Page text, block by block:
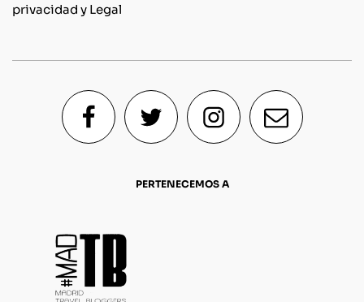
privacidad y Legal
PERTENECEMOS A